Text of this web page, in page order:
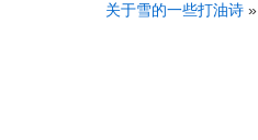
关于雪的一些打油诗 »